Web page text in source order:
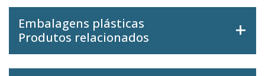
Embalagens plásticas
Produtos relacionados